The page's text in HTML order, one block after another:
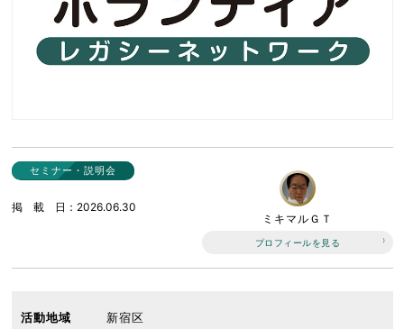
セミナー・説明会
掲載日
2026.06.30
ミキマルＧＴ
プロフィールを見る
活動地域 新宿区